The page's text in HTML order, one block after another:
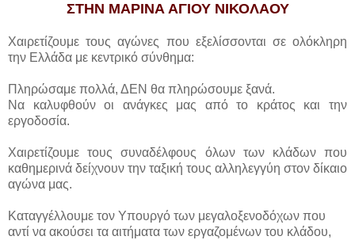
ΣΤΗΝ ΜΑΡΙΝΑ ΑΓΙΟΥ ΝΙΚΟΛΑΟΥ
Χαιρετίζουμε τους αγώνες που εξελίσσονται σε ολόκληρη
την Ελλάδα με κεντρικό σύνθημα:
Πληρώσαμε πολλά, ΔΕΝ θα πληρώσουμε ξανά.
Να καλυφθούν οι ανάγκες μας από το κράτος και την
εργοδοσία.
Χαιρετίζουμε τους συναδέλφους όλων των κλάδων που
καθημερινά δείχνουν την ταξική τους αλληλεγγύη στον δίκαιο
αγώνα μας.
Καταγγέλλουμε τον Υπουργό των μεγαλοξενοδόχων που
αντί να ακούσει τα αιτήματα των εργαζομένων του κλάδου,